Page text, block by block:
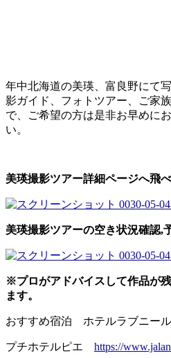
年中北海道の美瑛、富良野にて
影ガイド、フォトツアー、ご家
で、ご希望の方は是非お早めに
い。
美瑛撮影ツアー詳細ページへ飛
美瑛撮影ツアーの空き状況確認,
※プロがアドバイスして作品が
ます。
おすすめ宿泊 ホテルラブニー
プチホテルピエ https://